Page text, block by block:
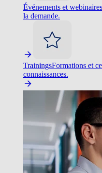
Événements et webinaires
la demande.
TrainingsFormations et
connaissances.